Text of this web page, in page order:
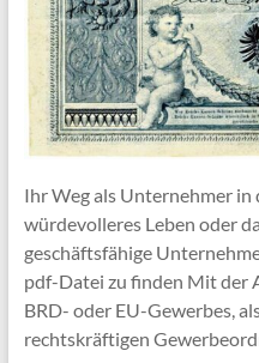
Ihr Weg als Unternehmer
würdevolleres Leben oder
geschäftsfähige
pdf-Datei zu finden Mit der
BRD- oder EU-Gewerbes,
rechtskräftigen